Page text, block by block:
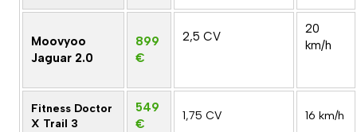
Moovyoo
Jaguar 2.0
899
€
2,5 CV
20
km/h
Fitness Doctor
X Trail 3
549
€
1,75 CV 16 km/h